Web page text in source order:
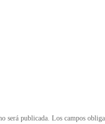
será publicada. Los campos